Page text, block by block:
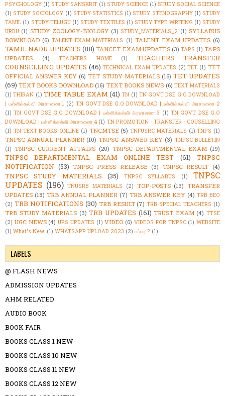
PSYCHOLOGY (1) STUDY SANSKRIT (1) STUDY SCIENCE (1) STUDY SOCIAL SCIENCE
(1) STUDY SOCIOLOGY (1) STUDY STATISTICS (1) STUDY STENOGRAPHY (1) STUDY
TAMIL (1) STUDY TELUGU (1) STUDY TEXTILES (1) STUDY TYPE WRITING (1) STUDY
URDU (1) STUDY ZOOLOGY-BIOLOGY (3) STUDY_MATERIALS_2 (1) SYLLABUS
DOWNLOAD (6) TALENT EXAM MATERIALS (1) TALENT EXAM UPDATES (6)
TAMIL NADU UPDATES (88) TANCET EXAM UPDATES (3) TAPS (1) TAPS
UPDATES
(4) TEACHERS HOME (1)
TEACHERS TRANSFER
COUNSELLING UPDATES (46) TECHNICAL EXAM UPDATES (2) TET (1) TET
OFFICIAL ANSWER KEY (6) TET STUDY MATERIALS (16) TET UPDATES
(69) TEXT BOOKS DOWNLOAD (16) TEXT BOOKS NEWS (6) TEXT MATERIALS
(1) THIRAN (1) TIME TABLE EXAM (41) TN (1) TN GOVT DSE G.O DOWNLOAD
| பள்ளிக்கல்வி அரசாணை 1 (2) TN GOVT DSE G.O DOWNLOAD | பள்ளிக்கல்வி அரசாணை 2
(1) TN GOVT DSE G.O DOWNLOAD | பள்ளிக்கல்வி அரசாணை 3 (1) TN GOVT DSE G.O
DOWNLOAD | பள்ளிக்கல்வி அரசாணை 4 (1) TN PROMOTION - TRANSFER - COUSELLING
(1) TN TEXT BOOKS ONLINE (1) TNCMTSE (5) TNFUSRC MATERIALS (1) TNPS (1)
TNPSC ANNUAL PLANNER (10) TNPSC ANSWER KEY (3) TNPSC BULLETIN
(1) TNPSC CURRENT AFFAIRS (20) TNPSC DEPARTMENTAL EXAM (19)
TNPSC DEPARTMENTAL EXAM ONLINE TEST (61)
TNPSC
NOTIFICATION (53) TNPSC PRESS RELEASE (3) TNPSC RESULT (4)
TNPSC STUDY MATERIALS (35) TNPSC SYLLABUS (1)
TNPSC
UPDATES (196) TNUSRB MATERIALS (2) TOP-POSTS (13) TRANSFER
UPDATES (18) TRB ANNUAL PLANNER (7) TRB ANSWER KEY (4) TRB BEO
(2) TRB NOTIFICATIONS (30) TRB RESULT (7) TRB SPECIAL TEACHERS (1)
TRB STUDY MATERIALS (3) TRB UPDATES (161) TRUST EXAM (4) TTSE
(2) UGC NEWS (4) UPS UPDATES (1) VIDEO (6) VIDEOS FOR TNPSC (1) WEBSITE
(1) What's New. (1) WHATSAPP UPLOAD 2023 (2) எப்படி ? (1)
LABELS
@ FLASH NEWS
ADMISSION UPDATES
AHM RELATED
AUDIO BOOK
BOOK FAIR
BOOKS CLASS 1 NEW
BOOKS CLASS 10 NEW
BOOKS CLASS 11 NEW
BOOKS CLASS 12 NEW